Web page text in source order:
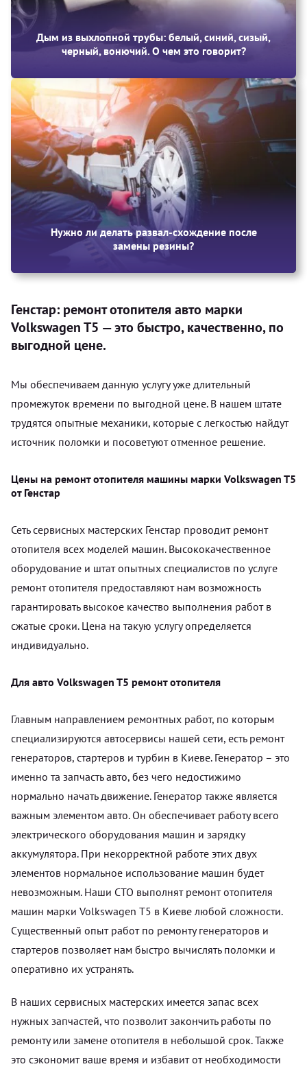
Дым из выхлопной трубы: белый, синий, сизый,
черный, вонючий. О чем это говорит?
Нужно ли делать развал-схождение после
замены резины?
Генстар: ремонт отопителя авто марки
Volkswagen T5 — это быстро, качественно, по
выгодной цене.
Мы обеспечиваем данную услугу уже длительный
промежуток времени по выгодной цене. В нашем штате
трудятся опытные механики, которые с легкостью найдут
источник поломки и посоветуют отменное решение.
Цены на ремонт отопителя машины марки Volkswagen T5
от Генстар
Сеть сервисных мастерских Генстар проводит ремонт
отопителя всех моделей машин. Высококачественное
оборудование и штат опытных специалистов по услуге
ремонт отопителя предоставляют нам возможность
гарантировать высокое качество выполнения работ в
сжатые сроки. Цена на такую услугу определяется
индивидуально.
Для авто Volkswagen T5 ремонт отопителя
Главным направлением ремонтных работ, по которым
специализируются автосервисы нашей сети, есть ремонт
генераторов, стартеров и турбин в Киеве. Генератор – это
именно та запчасть авто, без чего недостижимо
нормально начать движение. Генератор также является
важным элементом авто. Он обеспечивает работу всего
электрического оборудования машин и зарядку
аккумулятора. При некорректной работе этих двух
элементов нормальное использование машин будет
невозможным. Наши СТО выполнят ремонт отопителя
машин марки Volkswagen T5 в Киеве любой сложности.
Существенный опыт работ по ремонту генераторов и
стартеров позволяет нам быстро вычислять поломки и
оперативно их устранять.
В наших сервисных мастерских имеется запас всех
нужных запчастей, что позволит закончить работы по
ремонту или замене отопителя в небольшой срок. Также
это сэкономит ваше время и избавит от необходимости